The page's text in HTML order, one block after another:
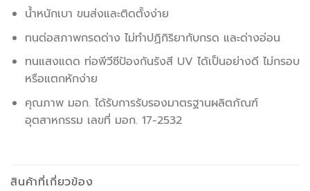
น้ำหนักเบา ขนส่งและติดตั้งง่าย
ทนต่อสภาพกรดด่าง ไม่ทำปฏิกิริยากับกรด และด่างอ่อน
ทนแสงแดด ท่อพีวีซีป้องกันรังสี UV ได้เป็นอย่างดี ไม่กรอบ
หรือแตกหักง่าย
คุณภาพ มอก. ได้รับการรับรองมาตรฐานผลิตภัณฑ์
อุตสาหกรรม เลขที่ มอก. 17-2532
สินค้าที่เกี่ยวข้อง